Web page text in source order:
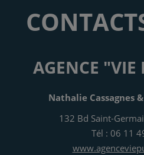
AGENCE
Nathalie Cassagnes
132 Bd Saint-
Tél : 06 11